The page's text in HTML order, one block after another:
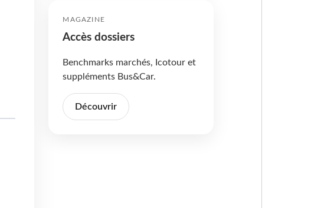
MAGAZINE
Accès dossiers
Benchmarks marchés, Icotour et
suppléments Bus&Car.
Découvrir